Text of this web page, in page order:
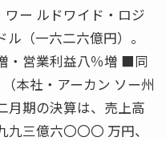
ー ルドワイド・ロジ
（一六二六億円）。
・営業利益八％増 ■同
本社・アーカン ソー州
月期の決算は、売上高
三億六〇〇〇 万円、